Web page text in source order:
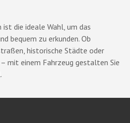
die ideale Wahl, um das
bequem zu erkunden. Ob
historische Städte oder
mit einem Fahrzeug gestalten Sie